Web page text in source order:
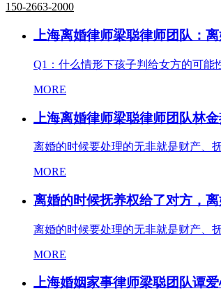
150-2663-2000
上海离婚律师梁聪律师团队：
Q1：什么情形下孩子判给女方的可能
MORE
上海离婚律师梁聪律师团队林
离婚的时候要处理的无非就是财产、
MORE
离婚的时候抚养权给了对方，
离婚的时候要处理的无非就是财产、
MORE
上海婚姻家事律师梁聪团队谭